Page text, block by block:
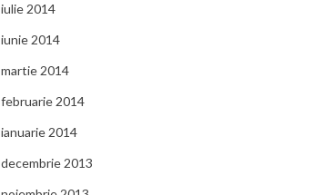
iulie 2014
iunie 2014
martie 2014
februarie 2014
ianuarie 2014
decembrie 2013